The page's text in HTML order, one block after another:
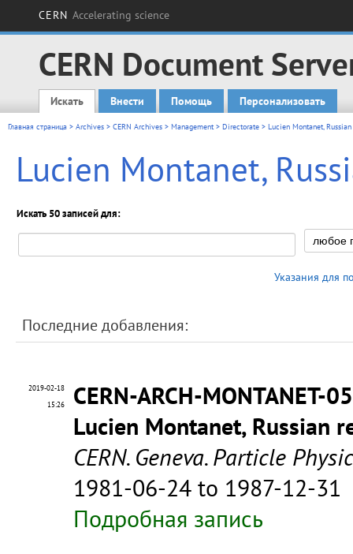
CERN Accelerating science
CERN Document
Main menu
Искать Внести Помощь Персонализовать
Главная страница > Archives > CERN Archives > Management> Directorate > Lucien Montanet,
Lucien Montanet,
Искать 50 записей для:
Указания для
Последние добавления:
2019-02-18
15:26
CERN-ARCH-MONTANET-
Lucien Montanet, Russian
CERN. Geneva. Particle
1981-06-24 to 1987-12-31
Подробная запись